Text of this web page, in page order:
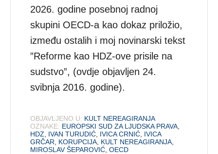
2026. godine posebnoj radnoj
skupini OECD-a kao dokaz priložio,
između ostalih i moj novinarski tekst
”Reforme kao HDZ-ove prisile na
sudstvo”, (ovdje objavljen 24.
svibnja 2016. godine).
OBJAVLJENO U: KULT NEREAGIRANJA
OZNAKE: EUROPSKI SUD ZA LJUDSKA PRAVA
HDZ
IVAN TURUDIĆ IVICA CRNIĆ IVICA
GRČAR
KORUPCIJA KULT NEREAGIRANJA
MIROSLAV ŠEPAROVIĆ ,OECD